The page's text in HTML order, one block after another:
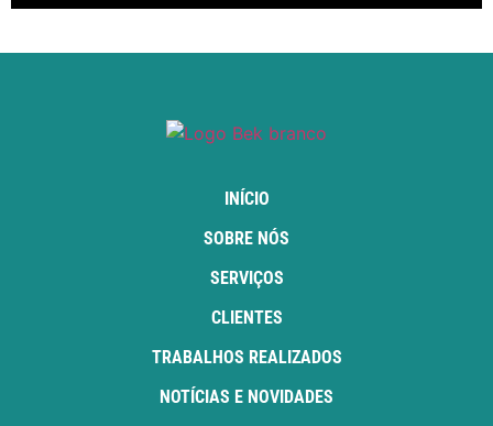
INÍCIO
SOBRE NÓS
SERVIÇOS
CLIENTES
TRABALHOS REALIZADOS
NOTÍCIAS E NOVIDADES